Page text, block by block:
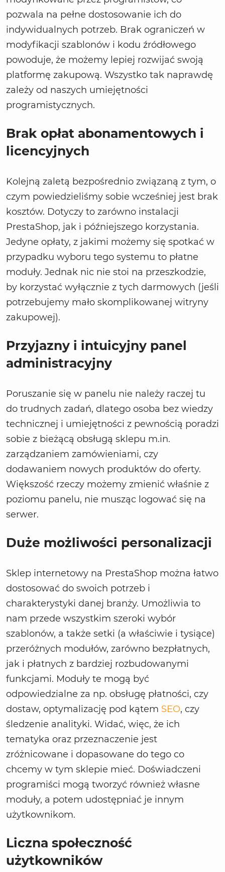
pozwala na pełne dostosowanie ich do
indywidualnych potrzeb. Brak ograniczeń w
modyfikacji szablonów i kodu źródłowego
powoduje, że możemy lepiej rozwijać swoją
platformę zakupową. Wszystko tak naprawdę
zależy od naszych umiejętności
programistycznych.
Brak opłat abonamentowych i
licencyjnych
Kolejną zaletą bezpośrednio związaną z tym, o
czym powiedzieliśmy sobie wcześniej jest brak
kosztów. Dotyczy to zarówno instalacji
PrestaShop, jak i późniejszego korzystania.
Jedyne opłaty, z jakimi możemy się spotkać w
przypadku wyboru tego systemu to płatne
moduły. Jednak nic nie stoi na przeszkodzie,
by korzystać wyłącznie z tych darmowych (jeśli
potrzebujemy mało skomplikowanej witryny
zakupowej).
Przyjazny i intuicyjny panel
administracyjny
Poruszanie się w panelu nie należy raczej tu
do trudnych zadań, dlatego osoba bez wiedzy
technicznej i umiejętności z pewnością poradzi
sobie z bieżącą obsługą sklepu m.in.
zarządzaniem zamówieniami, czy
dodawaniem nowych produktów do oferty.
Większość rzeczy możemy zmienić właśnie z
poziomu panelu, nie musząc logować się na
serwer.
Duże możliwości personalizacji
Sklep internetowy na PrestaShop można łatwo
dostosować do swoich potrzeb i
charakterystyki danej branży. Umożliwia to
nam przede wszystkim szeroki wybór
szablonów, a także setki (a właściwie i tysiące)
przeróżnych modułów, zarówno bezpłatnych,
jak i płatnych z bardziej rozbudowanymi
funkcjami. Moduły te mogą być
odpowiedzialne za np. obsługę płatności, czy
dostaw, optymalizację pod kątem SEO, czy
śledzenie analityki. Widać, więc, że ich
tematyka oraz przeznaczenie jest
zróżnicowane i dopasowane do tego co
chcemy w tym sklepie mieć. Doświadczeni
programiści mogą tworzyć również własne
moduły, a potem udostępniać je innym
użytkownikom.
Liczna społeczność
użytkowników